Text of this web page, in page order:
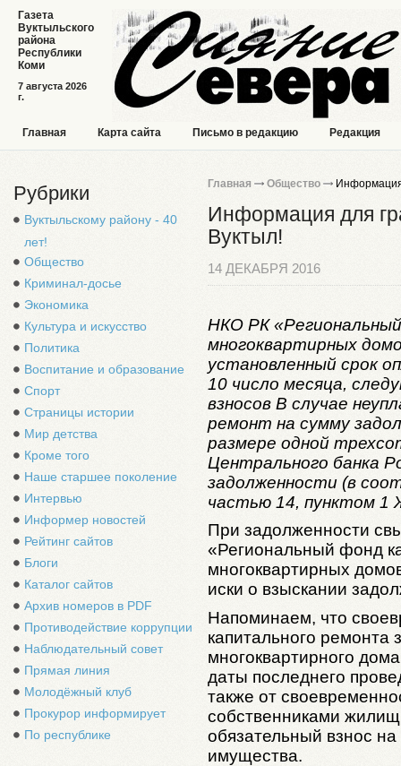
7 августа 2026
г.
Газета
Вуктыльского
района
Республики
Коми
Главная Карта сайта Письмо в редакцию Редакция
Рубрики
Вуктыльскому району - 40
лет!
Общество
Криминал-досье
Экономика
Культура и искусство
Политика
Воспитание и образование
Спорт
Страницы истории
Мир детства
Кроме того
Наше старшее поколение
Интервью
Информер новостей
Рейтинг сайтов
Блоги
Каталог сайтов
Архив номеров в PDF
Противодействие коррупции
Наблюдательный совет
Прямая линия
Молодёжный клуб
Прокурор информирует
По республике
Главная Общество Информация
Информация для
Вуктыл!
14 ДЕКАБРЯ 2016
НКО РК
многоквартирных
установленный срок
10 число месяца,
взносов В случае
ремонт на сумму
размере одной
Центрального банка
задолженности (в
частью 14, пунктом 1
При задолженности
«Региональный фонд
многоквартирных
иски о взыскании
Напоминаем, что
капитального ремонта
многоквартирного
даты последнего
также от
собственниками
обязательный взнос
имущества.